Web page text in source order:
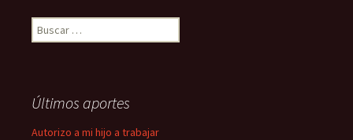
Buscar:
Últimos aportes
Autorizo a mi hijo a trabajar